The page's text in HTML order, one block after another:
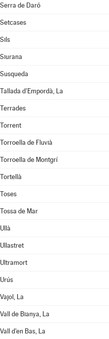
Serra de Daró
Setcases
Sils
Siurana
Susqueda
Tallada d'Empordà, La
Terrades
Torrent
Torroella de Fluvià
Torroella de Montgrí
Tortellà
Toses
Tossa de Mar
Ullà
Ullastret
Ultramort
Urús
Vajol, La
Vall de Bianya, La
Vall d'en Bas, La